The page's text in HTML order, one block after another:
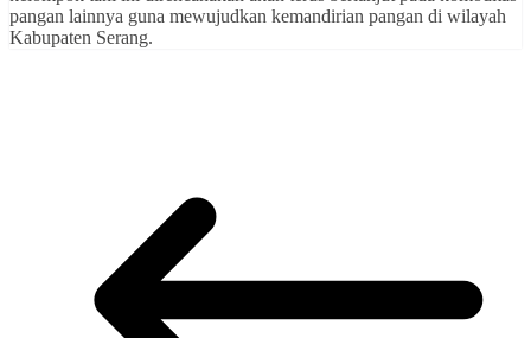
pangan lainnya guna mewujudkan kemandirian pangan di wilayah
Kabupaten Serang.